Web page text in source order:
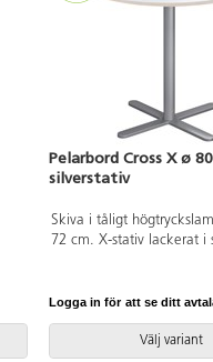
Pelarbord Cross X ø
silverstativ
Skiva i tåligt
72 cm. X-stativ lackerat i
Logga in för att se ditt
Välj variant